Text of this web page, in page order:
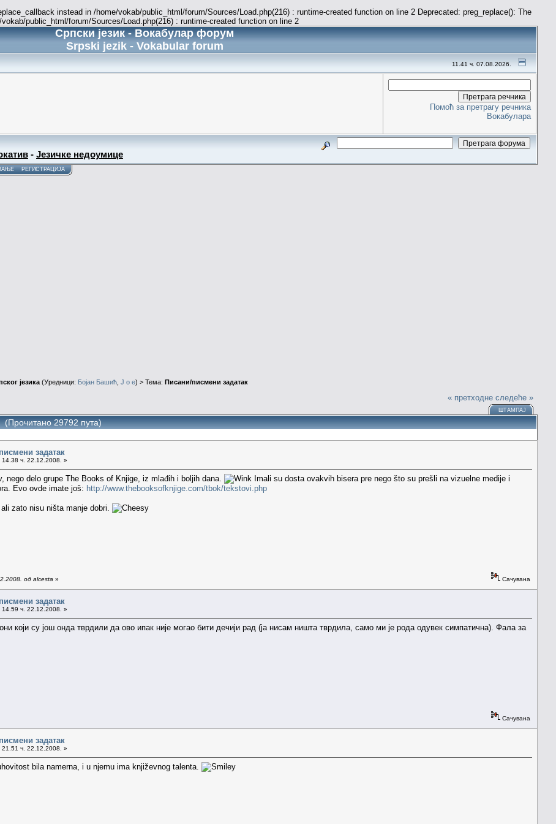
instead in /home/vokab/public_html/forum/Sources/Load.php(216) : runtime-created function on line 2 Deprecated: preg_replace(): The
public_html/forum/Sources/Load.php(216) : runtime-created function on line 2
Српски језик - Вокабулар форум
Srpski jezik - Vokabular forum
11.41 ч. 07.08.2026.
Помоћ за претрагу речника
Вокабулара
- Језичке недоумице
РЕГИСТРАЦИЈА
језика (Уредници: Бојан Башић J o e) > Тема: Писани/писмени задатак
« претходне следеће »
ШТАМПАЈ
29792 пута)
задатак
14.38 ч. 22.12.2008. »
nego delo grupe The Books of Knjige, iz mlađih i boljih dana.
Imali su dosta ovakvih bisera pre nego što su prešli na vizuelne medije i
Evo ovde imate još: http://www.thebooksofknjige.com/tbok/tekstovi.php
zato nisu ništa manje dobri.
од alcesta » Сачувана
задатак
14.59 ч. 22.12.2008. »
који су још онда тврдили да ово ипак није могао бити дечији рад (ја нисам ништа тврдила, само ми је рода одувек симпатична). Фала за
Сачувана
задатак
21.51 ч. 22.12.2008. »
bila namerna, i u njemu ima književnog talenta.